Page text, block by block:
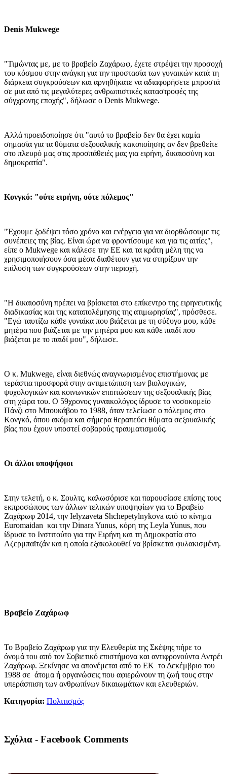
Denis Mukwege
"Τιμώντας με, με το βραβείο Ζαχάρωφ, έχετε στρέψει την προσοχή
του κόσμου στην ανάγκη για την προστασία των γυναικών κατά τη
διάρκεια συγκρούσεων και αρνηθήκατε να αδιαφορήσετε μπροστά
σε μια από τις μεγαλύτερες ανθρωπιστικές καταστροφές της
σύγχρονης εποχής", δήλωσε ο Denis Mukwege.
Αλλά προειδοποίησε ότι "αυτό το βραβείο δεν θα έχει καμία
σημασία για τα θύματα σεξουαλικής κακοποίησης αν δεν βρεθείτε
στο πλευρό μας στις προσπάθειές μας για ειρήνη, δικαιοσύνη και
δημοκρατία".
Κονγκό: "ούτε ειρήνη, ούτε πόλεμος"
"Έχουμε ξοδέψει τόσο χρόνο και ενέργεια για να διορθώσουμε τις
συνέπειες της βίας. Είναι ώρα να φροντίσουμε και για τις αιτίες",
είπε ο Mukwege και κάλεσε την ΕΕ και τα κράτη μέλη της να
χρησιμοποιήσουν όσα μέσα διαθέτουν για να στηρίξουν την
επίλυση των συγκρούσεων στην περιοχή.
"Η δικαιοσύνη πρέπει να βρίσκεται στο επίκεντρο της ειρηνευτικής
διαδικασίας και της καταπολέμησης της ατιμωρησίας", πρόσθεσε.
"Εγώ ταυτίζω κάθε γυναίκα που βιάζεται με τη σύζυγο μου, κάθε
μητέρα που βιάζεται με την μητέρα μου και κάθε παιδί που
βιάζεται με το παιδί μου", δήλωσε.
Ο κ. Mukwege, είναι διεθνώς αναγνωρισμένος επιστήμονας με
τεράστια προσφορά στην αντιμετώπιση των βιολογικών,
ψυχολογικών και κοινωνικών επιπτώσεων της σεξουαλικής βίας
στη χώρα του. Ο 59χρονος γυναικολόγος ίδρυσε το νοσοκομείο
Πάνζι στο Μπουκάβου το 1988, όταν τελείωσε ο πόλεμος στο
Κονγκό, όπου ακόμα και σήμερα θεραπεύει θύματα σεξουαλικής
βίας που έχουν υποστεί σοβαρούς τραυματισμούς.
Οι άλλοι υποψήφιοι
Στην τελετή, ο κ. Σουλτς, καλωσόρισε και παρουσίασε επίσης τους
εκπροσώπους των άλλων τελικών υποψηφίων για το Βραβείο
Ζαχάρωφ 2014, την Ielyzaveta Shchepetylnykova από το κίνημα
Euromaidan και την Dinara Yunus, κόρη της Leyla Yunus, που
ίδρυσε το Ινστιτούτο για την Ειρήνη και τη Δημοκρατία στο
Αζερμπαϊτζάν και η οποία εξακολουθεί να βρίσκεται φυλακισμένη.
Βραβείο Ζαχάρωφ
Το Βραβείο Ζαχάρωφ για την Ελευθερία της Σκέψης πήρε το
όνομά του από τον Σοβιετικό επιστήμονα και αντιφρονούντα Αντρέι
Ζαχάρωφ. Ξεκίνησε να απονέμεται από το ΕΚ το Δεκέμβριο του
1988 σε άτομα ή οργανώσεις που αφιερώνουν τη ζωή τους στην
υπεράσπιση των ανθρωπίνων δικαιωμάτων και ελευθεριών.
Κατηγορία: Πολιτισμός
Σχόλια - Facebook Comments